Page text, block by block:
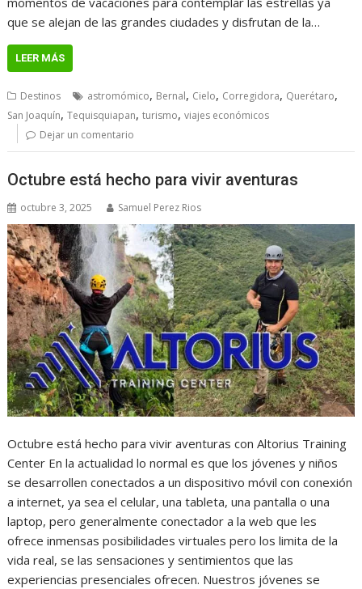
que se alejan de las grandes ciudades y disfrutan de la…
LEER MÁS
Destinos astromómico, Bernal, Cielo, Corregidora, Querétaro,
San Joaquín,Tequisquiapan,turismo,viajes económicos
Dejar un comentario
Octubre está hecho para vivir aventuras
octubre 3, 2025 Samuel Perez Rios
Octubre está hecho para vivir aventuras con Altorius Training
Center En la actualidad lo normal es que los jóvenes y niños
se desarrollen conectados a un dispositivo móvil con conexión
a internet, ya sea el celular, una tableta, una pantalla o una
laptop, pero generalmente conectador a la web que les
ofrece inmensas posibilidades virtuales pero los limita de la
vida real, se las sensaciones y sentimientos que las
experiencias presenciales ofrecen. Nuestros jóvenes se